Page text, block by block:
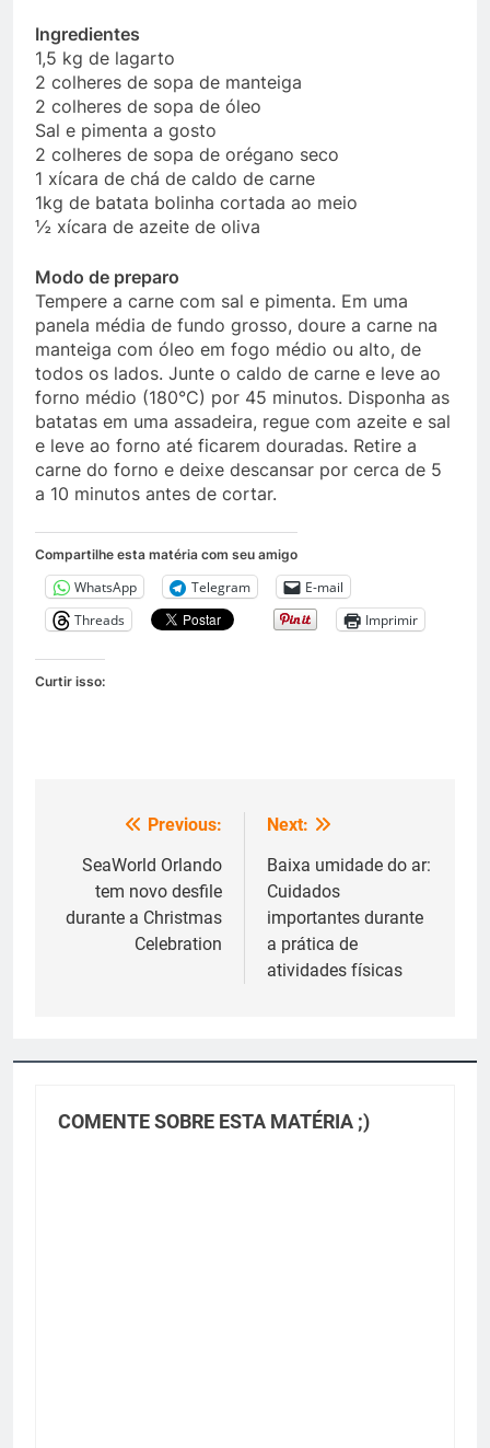
Ingredientes
1,5 kg de lagarto
2 colheres de sopa de manteiga
2 colheres de sopa de óleo
Sal e pimenta a gosto
2 colheres de sopa de orégano seco
1 xícara de chá de caldo de carne
1kg de batata bolinha cortada ao meio
½ xícara de azeite de oliva
Modo de preparo
Tempere a carne com sal e pimenta. Em uma
panela média de fundo grosso, doure a carne na
manteiga com óleo em fogo médio ou alto, de
todos os lados. Junte o caldo de carne e leve ao
forno médio (180°C) por 45 minutos. Disponha as
batatas em uma assadeira, regue com azeite e sal
e leve ao forno até ficarem douradas. Retire a
carne do forno e deixe descansar por cerca de 5
a 10 minutos antes de cortar.
Compartilhe esta matéria com seu amigo
WhatsApp Telegram
E-mail
Threads
Imprimir
Curtir isso:
Navegação
de
Post
Previous:
SeaWorld Orlando
tem novo desfile
durante a Christmas
Celebration
Next:
Baixa umidade do ar:
Cuidados
importantes durante
a prática de
atividades físicas
COMENTE SOBRE ESTA MATÉRIA ;)